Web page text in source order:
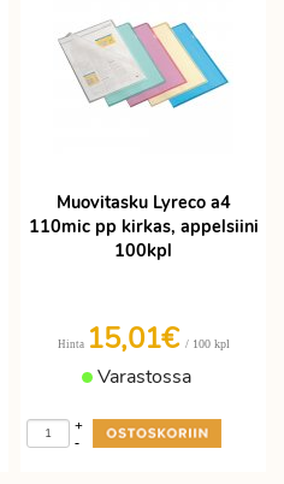
Muovitasku Lyreco a4
110mic pp kirkas, appelsiini
100kpl
Hinta 15,01€ / 100 kpl
Varastossa
-
+